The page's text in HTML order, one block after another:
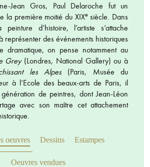
Jean Gros, Paul Delaroche fut un
la première moitié du XIXesiècle. Dans
d’histoire, l’artiste s’attache
représenter des événements historiques
dramatique, on pense notamment au
Grey(Londres, National Gallery) ou à
les Alpes (Paris, Musée du
à l’Ecole des beaux-arts de Paris, il
de peintres, dont Jean-Léon
avec son maître cet attachement
oeuvres Dessins Estampes
Oeuvres vendues